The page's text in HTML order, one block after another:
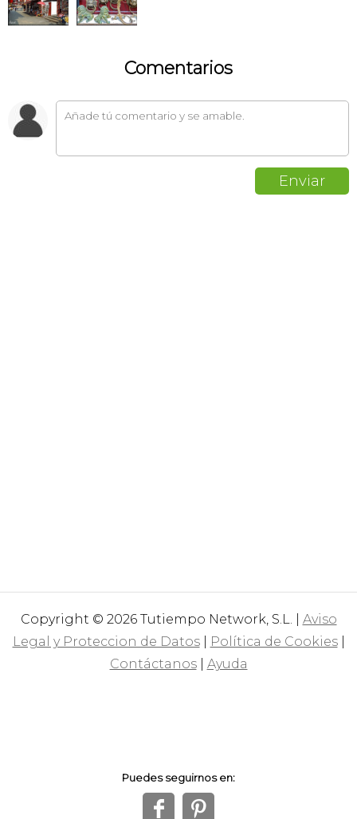
Comentarios
Copyright © 2026 Tutiempo Network, S.L. | Aviso
Legal y Proteccion de Datos| Política de Cookies|
Contáctanos| Ayuda
Puedes seguirnos en:
f 1